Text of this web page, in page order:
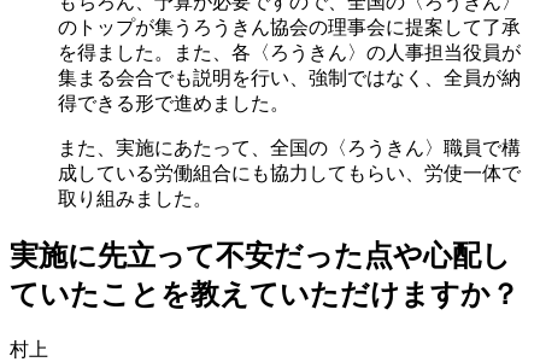
のトップが集うろうきん協会の理事会に提案して了承
を得ました。また、各〈ろうきん〉の人事担当役員が
集まる会合でも説明を行い、強制ではなく、全員が納
得できる形で進めました。
また、実施にあたって、全国の〈ろうきん〉職員で構
成している労働組合にも協力してもらい、労使一体で
取り組みました。
実施に先立って不安だった点や心配し
ていたことを教えていただけますか？
村上